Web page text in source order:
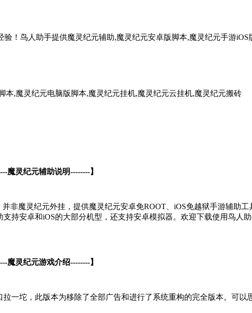
！鸟人助手提供魔灵纪元辅助,魔灵纪元安卓版脚本,魔灵纪元手游
,魔灵纪元电脑版脚本,魔灵纪元挂机,魔灵纪元云挂机,魔灵纪元搬砖
魔灵纪元辅助说明--------】
非魔灵纪元外挂，提供魔灵纪元安卓免ROOT、iOS免越狱手游辅助工
持安卓和iOS的大部分机型，还支持安卓模拟器。欢迎下载使用鸟人
魔灵纪元游戏介绍--------】
一坨，此版本为移除了全部广告和进行了系统重构的完全版本。可以